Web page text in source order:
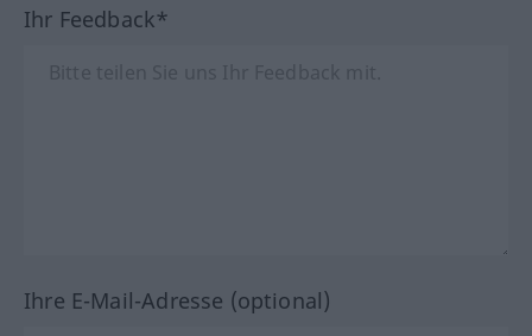
Ihr Feedback*
Ihre E-Mail-Adresse (optional)